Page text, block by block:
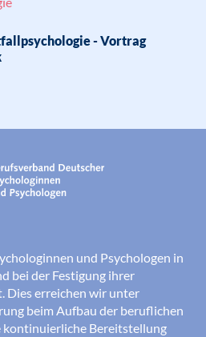
- Vortrag
und Psychologen in
bei der Festigung ihrer
Dies erreichen wir unter
beim Aufbau der beruflichen
kontinuierliche Bereitstellung